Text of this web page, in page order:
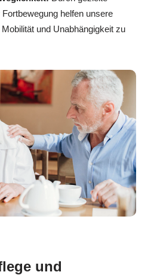
helfen unsere
und Unabhängigkeit zu
und